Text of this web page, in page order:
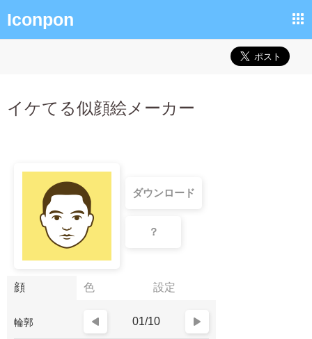
Iconpon
イケてる似顔絵メーカー
顔 色 設定
輪郭 01/10